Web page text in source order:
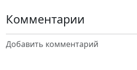
Комментарии
Добавить комментарий